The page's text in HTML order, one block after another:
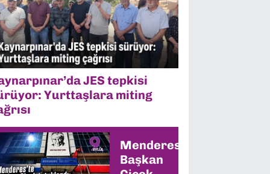
JES tepkisi
Yurttaşlara miting
Menderes’te
Başkan